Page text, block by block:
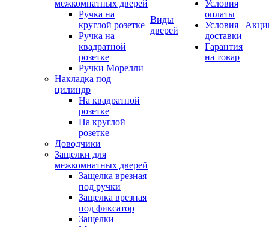
межкомнатных дверей
Ручка на
круглой розетке
Ручка на
квадратной
розетке
Ручки Морелли
Накладка под
цилиндр
На квадратной
розетке
На круглой
розетке
Доводчики
Защелки для
межкомнатных дверей
Защелка врезная
под ручки
Защелка врезная
под фиксатор
Защелки
Виды
дверей
Условия
оплаты
Условия
доставки
Гарантия
на товар